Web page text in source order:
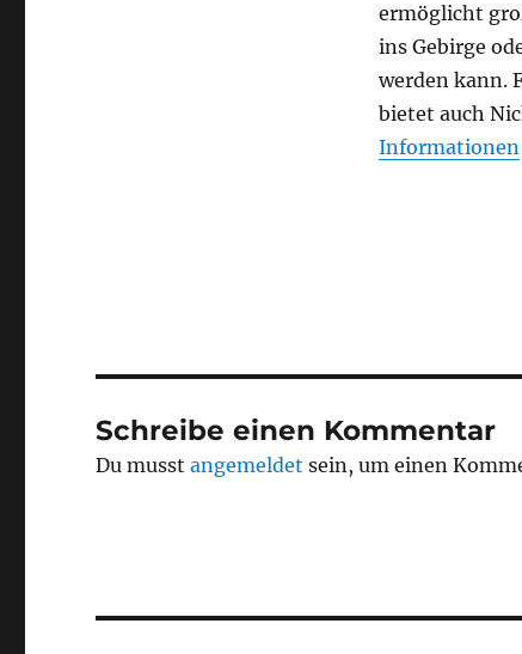
ermöglicht
ins Gebirge
werden kann.
bietet auch
Informationen
Schreibe einen Kommentar
Du musstangemeldet sein, um einen